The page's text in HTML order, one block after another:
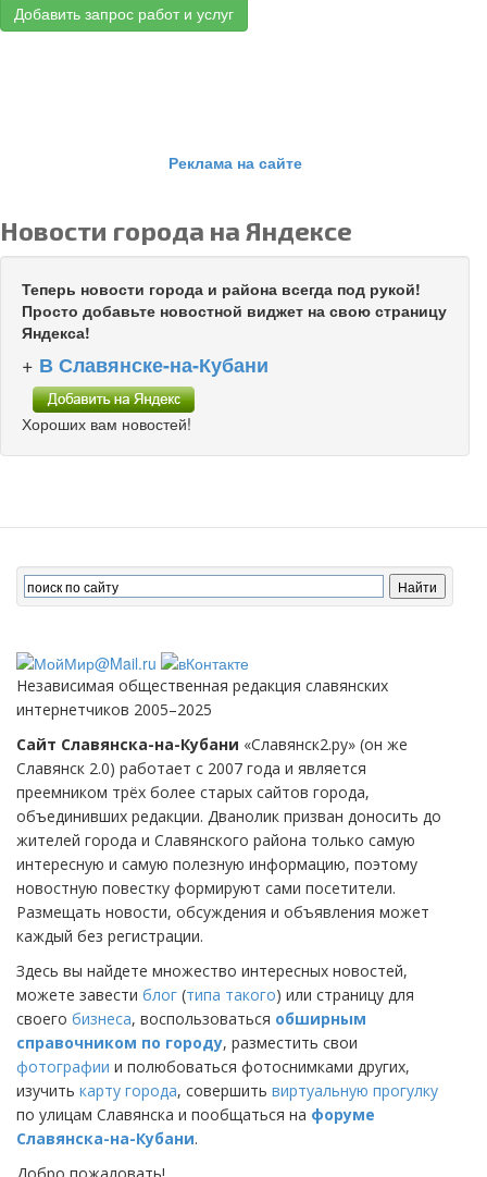
Добавить запрос работ и услуг
Реклама на сайте
Новости города на Яндексе
Теперь новости города и района всегда под рукой!
Просто добавьте новостной виджет на свою страницу
Яндекса!
+ В Славянске-на-Кубани
Хороших вам новостей!
Независимая общественная редакция славянских
интернетчиков 2005–2025
Сайт Славянска-на-Кубани «Славянск2.ру» (он же
Славянск 2.0) работает с 2007 года и является
преемником трёх более старых сайтов города,
объединивших редакции. Дванолик призван доносить до
жителей города и Славянского района только самую
интересную и самую полезную информацию, поэтому
новостную повестку формируют сами посетители.
Размещать новости, обсуждения и объявления может
каждый без регистрации.
Здесь вы найдете множество интересных новостей,
можете завести блог (типа такого) или страницу для
своего бизнеса, воспользоваться обширным
справочником по городу, разместить свои
фотографии и полюбоваться фотоснимками других,
изучить карту города, совершить виртуальную прогулку
по улицам Славянска и пообщаться на форуме
Славянска-на-Кубани.